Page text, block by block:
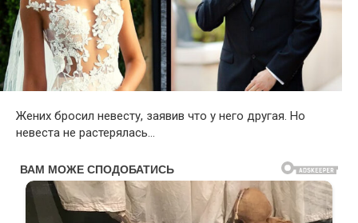
Жених бросил невесту, заявив что у него другая. Но
невеста не растерялась…